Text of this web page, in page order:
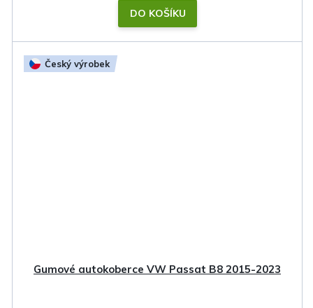
DO KOŠÍKU
Český výrobek
Gumové autokoberce VW Passat B8 2015-2023